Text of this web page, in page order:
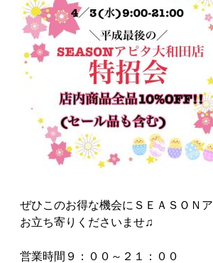
ぜひこのお得な機会にＳＥＡＳＯＮ
お立ち寄りくださいませ♫
営業時間９：００～２１：００